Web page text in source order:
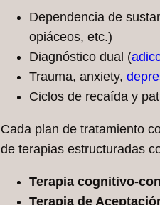
Dependencia de
opiáceos, etc.)
Diagnóstico dual (
Trauma, anxiety,
Ciclos de recaída y
Cada plan de tratamiento
de terapias estructuradas
Terapia cognitivo-
Terapia de